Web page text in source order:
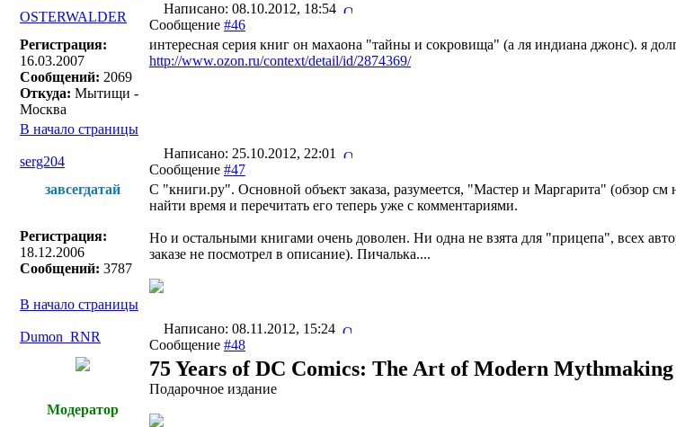
OSTERWALDER
Написано: 08.10.2012, 18:54
Сообщение #46
Регистрация:
16.03.2007
Сообщений: 2069
Откуда: Мытищи -
Москва
интересная серия книг он махаона "тайны и сокровища" (а ля индиана джонс). я
http://www.ozon.ru/context/detail/id/2874369/
В начало страницы
serg204
Написано: 25.10.2012, 22:01
Сообщение #47
завсегдатай
Регистрация:
18.12.2006
Сообщений: 3787
С "книги.ру". Основной объект заказа, разумеется, "Мастер и Маргарита" (обзор
найти время и перечитать его теперь уже с комментариями.
Но и остальными книгами очень доволен. Ни одна не взята для "прицепа", всех
заказе не посмотрел в описание). Пичалька....
В начало страницы
Dumon_RNR
Написано: 08.11.2012, 15:24
Сообщение #48
Модератор
75 Years of DC Comics: The Art of Modern Mythmaking
Подарочное издание